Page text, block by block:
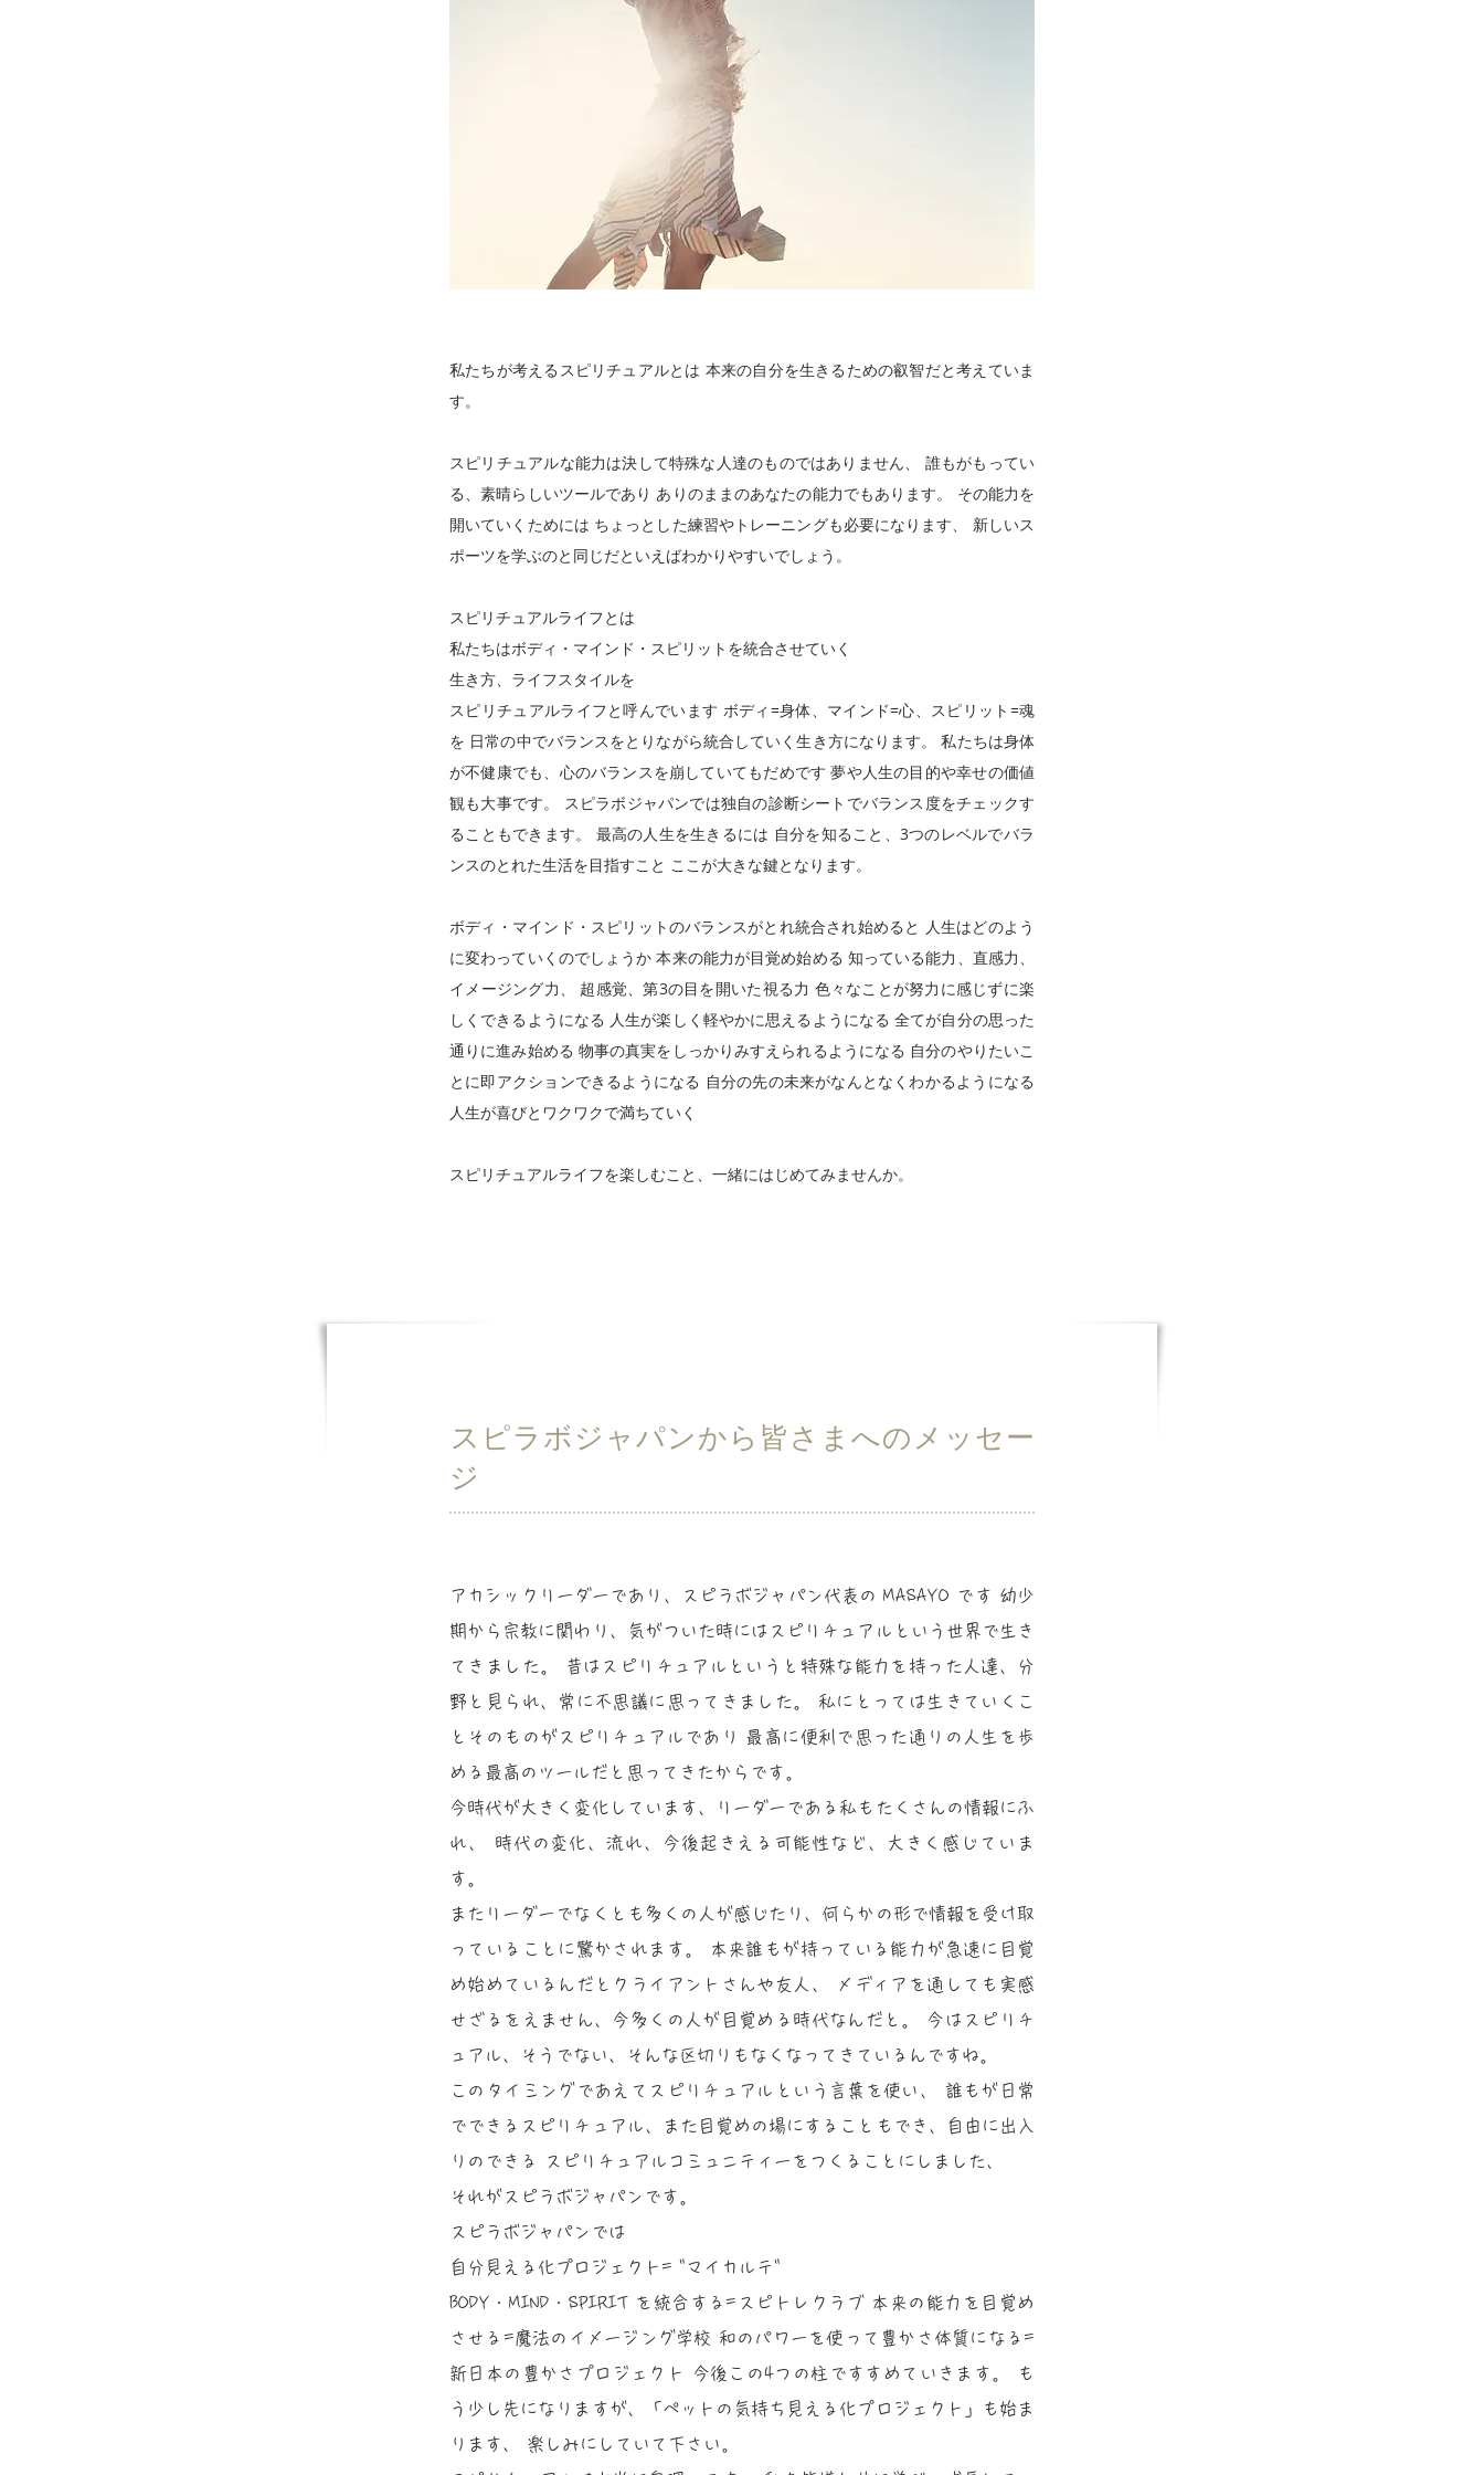
私たちが考えるスピリチュアルとは 本来の自分を生きるための叡智だと考えていま
す。
スピリチュアルな能力は決して特殊な人達のものではありません、 誰もがもってい
る、素晴らしいツールであり ありのままのあなたの能力でもあります。 その能力を
開いていくためには ちょっとした練習やトレーニングも必要になります、 新しいス
ポーツを学ぶのと同じだといえばわかりやすいでしょう。
スピリチュアルライフとは
私たちはボディ・マインド・スピリットを統合させていく
生き方、ライフスタイルを
スピリチュアルライフと呼んでいます ボディ=身体、マインド=心、スピリット=魂
を 日常の中でバランスをとりながら統合していく生き方になります。 私たちは身体
が不健康でも、心のバランスを崩していてもだめです 夢や人生の目的や幸せの価値
観も大事です。 スピラボジャパンでは独自の診断シートでバランス度をチェックす
ることもできます。 最高の人生を生きるには 自分を知ること、3つのレベルでバラ
ンスのとれた生活を目指すこと ここが大きな鍵となります。
ボディ・マインド・スピリットのバランスがとれ統合され始めると 人生はどのよう
に変わっていくのでしょうか 本来の能力が目覚め始める 知っている能力、直感力、
イメージング力、 超感覚、第3の目を開いた視る力 色々なことが努力に感じずに楽
しくできるようになる 人生が楽しく軽やかに思えるようになる 全てが自分の思った
通りに進み始める 物事の真実をしっかりみすえられるようになる 自分のやりたいこ
とに即アクションできるようになる 自分の先の未来がなんとなくわかるようになる
人生が喜びとワクワクで満ちていく
スピリチュアルライフを楽しむこと、一緒にはじめてみませんか。
​スピラボジャパンから皆さまへのメッセー
ジ
アカシックリーダーであり、スピラボジャパン代表の MASAYO です 幼少
期から宗教に関わり、気がついた時にはスピリチュアルという世界で生き
てきました。 昔はスピリチュアルというと特殊な能力を持った人達、分
野と見られ、常に不思議に思ってきました。 私にとっては生きていくこ
とそのものがスピリチュアルであり 最高に便利で思った通りの人生を歩
める最高のツールだと思ってきたからです。
今時代が大きく変化しています、リーダーである私もたくさんの情報にふ
れ、 時代の変化、流れ、今後起きえる可能性など、大きく感じていま
す。
またリーダーでなくとも多くの人が感じたり、何らかの形で情報を受け取
っていることに驚かされます。 本来誰もが持っている能力が急速に目覚
め始めているんだとクライアントさんや友人、 メディアを通しても実感
せざるをえません、今多くの人が目覚める時代なんだと。 今はスピリチ
ュアル、そうでない、そんな区切りもなくなってきているんですね。
このタイミングであえてスピリチュアルという言葉を使い、 誰もが日常
でできるスピリチュアル、また目覚めの場にすることもでき、自由に出入
りのできる スピリチュアルコミュニティーをつくることにしました、
それがスピラボジャパンです。
スピラボジャパンでは
自分見える化プロジェクト= "マイカルテ"
BODY・MIND・SPIRIT を統合する=スピトレクラブ 本来の能力を目覚め
させる=魔法のイメージング学校 和のパワーを使って豊かさ体質になる=
新日本の豊かさプロジェクト 今後この4つの柱ですすめていきます。 も
う少し先になりますが、「ペットの気持ち見える化プロジェクト」も始ま
ります、 楽しみにしていて下さい。